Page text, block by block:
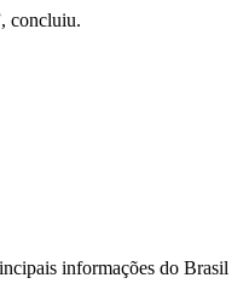
concluiu.
informações do Brasil